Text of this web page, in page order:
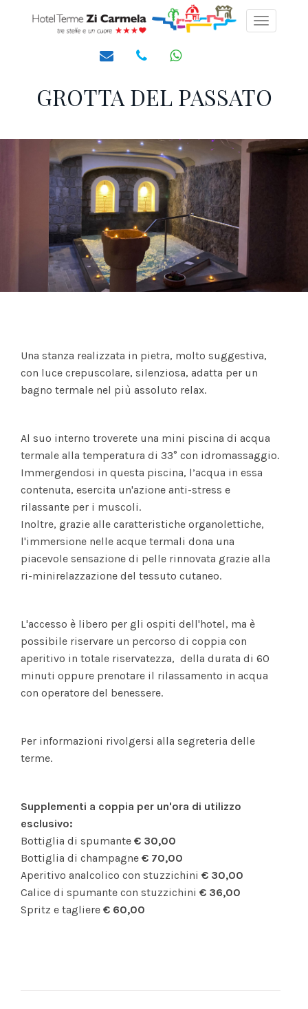
Toggle
GROTTA DEL PASSATO
Una stanza realizzata in pietra, molto suggestiva,
con luce crepuscolare, silenziosa, adatta per un
bagno termale nel più assoluto relax.
Al suo interno troverete una mini piscina di acqua
termale alla temperatura di 33° con idromassaggio.
Immergendosi in questa piscina, l’acqua in essa
contenuta, esercita un'azione anti-stress e
rilassante per i muscoli.
Inoltre, grazie alle caratteristiche organolettiche,
l'immersione nelle acque termali dona una
piacevole sensazione di pelle rinnovata grazie alla
ri-minirelazzazione del tessuto cutaneo.
L'accesso è libero per gli ospiti dell'hotel, ma è
possibile riservare un percorso di coppia con
aperitivo in totale riservatezza, della durata di 60
minuti oppure prenotare il rilassamento in acqua
con operatore del benessere.
Per informazioni rivolgersi alla segreteria delle
terme.
Supplementi a coppia per un'ora di utilizzo
esclusivo:
Bottiglia di spumante € 30,00
Bottiglia di champagne € 70,00
Aperitivo analcolico con stuzzichini € 30,00
Calice di spumante con stuzzichini € 36,00
Spritz e tagliere € 60,00